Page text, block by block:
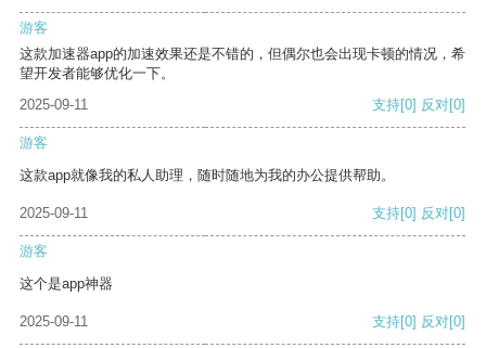
游客
这款加速器app的加速效果还是不错的，但偶尔也会出现卡顿的情况，希
望开发者能够优化一下。
2025-09-11
支持[0] 反对[0]
游客
这款app就像我的私人助理，随时随地为我的办公提供帮助。
2025-09-11 支持[0] 反对[0]
游客
这个是app神器
2025-09-11 支持[0] 反对[0]